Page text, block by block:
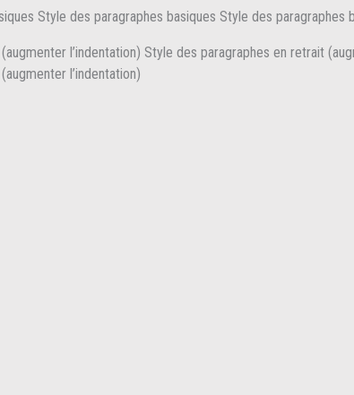
Style des paragraphes basiques Style des paragraphes
l’indentation) Style des paragraphes en retrait
l’indentation)